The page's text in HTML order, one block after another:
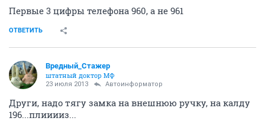
Первые 3 цифры телефона 960, а не 961
ОТВЕТИТЬ
Вредный_Стажер
штатный доктор МФ
23 июля 2013 Автоинформатор
Други, надо тягу замка на внешнюю ручку, на калду
196...плииииз...